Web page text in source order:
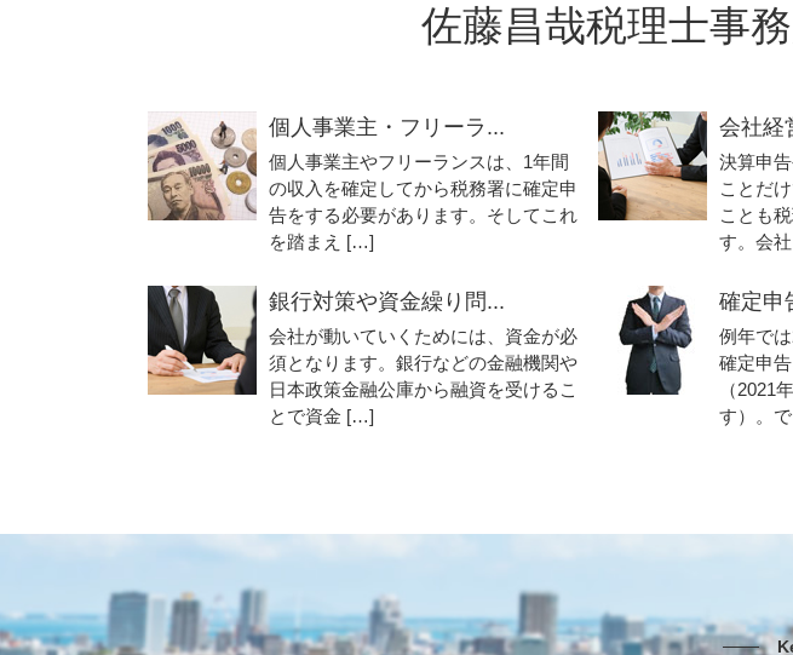
佐藤昌哉税理士事
個人事業主・フリーラ...
個人事業主やフリーランスは、1年間
の収入を確定してから税務署に確定申
告をする必要があります。そしてこれ
を踏まえ […]
会社経
決算申
ことだ
ことも
す。会
銀行対策や資金繰り問...
会社が動いていくためには、資金が必
須となります。銀行などの金融機関や
日本政策金融公庫から融資を受けるこ
とで資金 […]
確定申
例年で
確定申
（2021
す）。